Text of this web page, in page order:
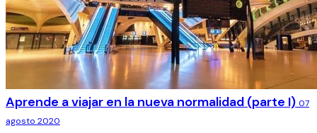
Aprende a viajar en la nueva normalidad (parte I) 07
agosto 2020